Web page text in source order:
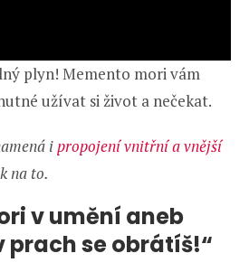
plyn! Memento mori vám
užívat si život a nečekat.
ipropojení vnitřní a vnější
na to.
v umění aneb
prach se obrátíš!“